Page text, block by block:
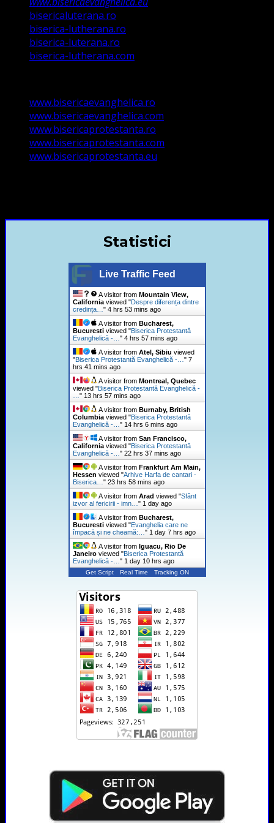
bisericaluterana.ro
biserica-lutherana.ro
biserica-luterana.ro
biserica-lutherana.com
www.bisericaevanghelica.ro
www.bisericaevanghelica.com
www.bisericaprotestanta.ro
www.bisericaprotestanta.com
www.bisericaprotestanta.eu
Statistici
Live Traffic Feed
A visitor from Mountain View,
Californiaviewed "Despre diferența dintre
credința… " 4 hrs 53 mins ago
A visitor from Bucharest,
Bucurestiviewed "Biserica Protestantă
Evanghelică -… " 4 hrs 57 mins ago
A visitor from Atel, Sibiu viewed
"Biserica Protestantă Evanghelică -… " 7
hrs 41 mins ago
A visitor from Montreal, Quebec
viewed "Biserica Protestantă Evanghelică -
" 13 hrs 57 mins ago
A visitor from Burnaby, British
Columbiaviewed "Biserica Protestantă
Evanghelică -… " 14 hrs 6 mins ago
A visitor from San Francisco,
Californiaviewed "Biserica Protestantă
Evanghelică -… " 22 hrs 37 mins ago
A visitor from Frankfurt Am Main,
Hessen viewed "Arhive Harfa de cantari -
Biserica… " 23 hrs 58 mins ago
A visitor from Arad viewed "Sfânt
izvor al fericirii - imn… " 1 day ago
A visitor from Bucharest,
Bucurestiviewed "Evanghelia care ne
împacă și ne cheamă:… " 1 day 7 hrs ago
A visitor from Iguacu, Rio De
Janeiroviewed "Biserica Protestantă
Evanghelică -… " 1 day 10 hrs ago
Get Script Real Time Tracking ON